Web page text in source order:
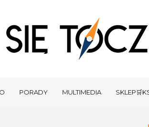
PORADY MULTIMEDIA